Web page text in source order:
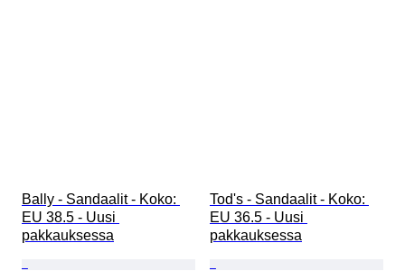
Bally - Sandaalit - Koko:
EU 38.5 - Uusi
pakkauksessa
Tod's - Sandaalit - Koko:
EU 36.5 - Uusi
pakkauksessa